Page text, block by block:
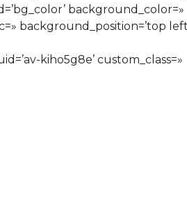
background_color=»
background_position=’top
kiho5g8e’ custom_class=»